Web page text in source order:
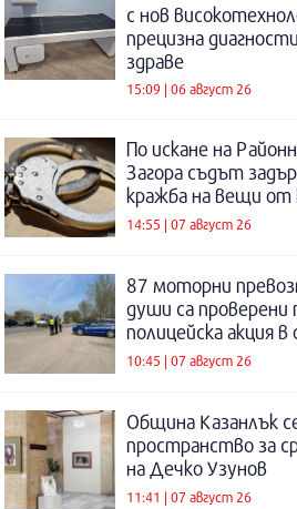
с нов
прецизна
здраве
15:09 | 06 август 26
По искане на
Загора съдът
кражба на вещи
14:55 | 07 август 26
87 моторни
души са проверени
полицейска акция
10:45 | 07 август 26
Община Казанлък
пространство за
на Дечко Узунов
11:41 | 07 август 26